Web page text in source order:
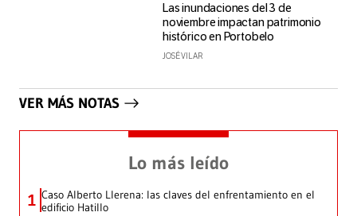
Las inundaciones del 3 de
noviembre impactan patrimonio
histórico en Portobelo
JOSÉ VILAR
VER MÁS NOTAS
Lo más leído
1 Caso Alberto Llerena: las claves del enfrentamiento en el
edificio Hatillo